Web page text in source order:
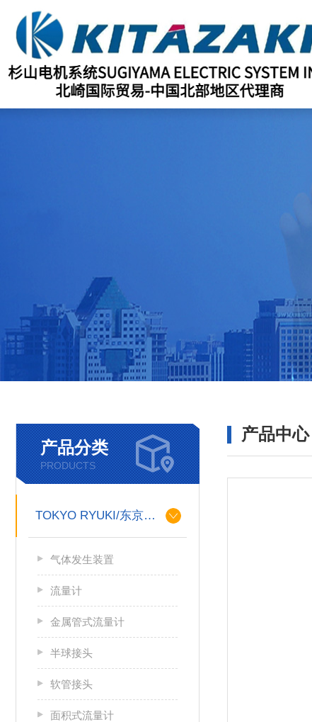
产品分类
PRODUCTS
TOKYO RYUKI/东京流机
气体发生装置
流量计
金属管式流量计
半球接头
软管接头
面积式流量计
产品中心